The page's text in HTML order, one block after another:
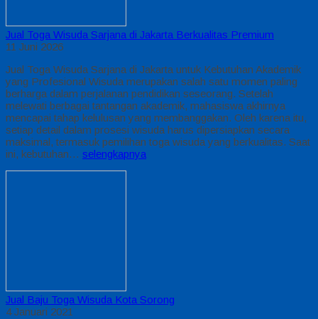
Jual Toga Wisuda Sarjana di Jakarta Berkualitas Premium
11 Juni 2026
Jual Toga Wisuda Sarjana di Jakarta untuk Kebutuhan Akademik
yang Profesional Wisuda merupakan salah satu momen paling
berharga dalam perjalanan pendidikan seseorang. Setelah
melewati berbagai tantangan akademik, mahasiswa akhirnya
mencapai tahap kelulusan yang membanggakan. Oleh karena itu,
setiap detail dalam prosesi wisuda harus dipersiapkan secara
maksimal, termasuk pemilihan toga wisuda yang berkualitas. Saat
ini, kebutuhan… selengkapnya
Jual Baju Toga Wisuda Kota Sorong
4 Januari 2021